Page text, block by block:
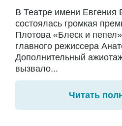
В Театре имени Евгения
состоялась громкая
Плотова «Блеск и
главного режиссера
Дополнительный
вызвало...
Читать